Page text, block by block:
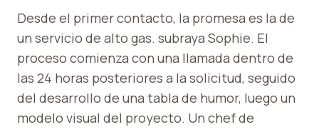
Desde el primer contacto, la promesa es la de
un servicio de alto gas. subraya Sophie. El
proceso comienza con una llamada dentro de
las 24 horas posteriores a la solicitud, seguido
del desarrollo de una tabla de humor, luego un
modelo visual del proyecto. Un chef de